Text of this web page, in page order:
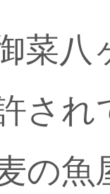
菜八
さ
の